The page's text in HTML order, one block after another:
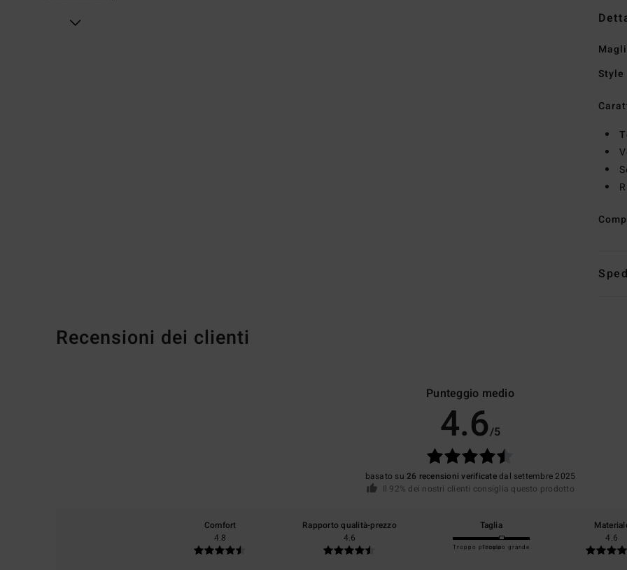
Style
Recensioni dei clienti
Punteggio medio
4.6/5
basato su26 recensioni verificatedal settembre 2025
Il 92% dei nostri clienti consiglia questo prodotto
Comfort
4.8
Rapporto qualità-prezzo
4.6
Taglia
Troppo piccoloTroppo grande
4.6